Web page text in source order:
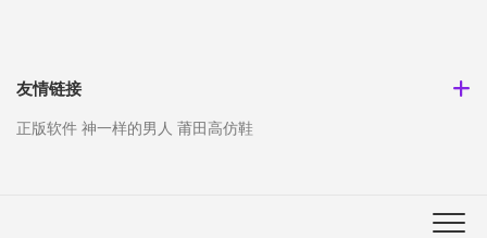
友情链接
正版软件 神一样的男人 莆田高仿鞋